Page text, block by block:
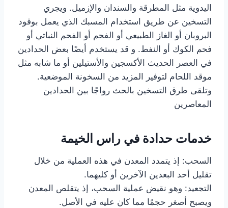
اليدوية مثل المطرقة والسندان والإزميل. ويجري
التسخين عن طريق استخدام المسبك الذي يعمل بوقود
البروبان أو الغاز الطبيعي أو الفحم أو الفحم النباتي أو
فحم الكوك أو النفط. و قد يستخدم أيضًا بعض الحدادين
في العصر الحديث الأكسجين والأستيلين أو ما شابه مثل
موقد اللحام لتوفير المزيد من السخونة الموضعية.
وتلقى طرق التسخين بالحث رواجًا بين الحدادين
المعاصرين
خدمات حدادة في راس الخيمة
السحب: إذ يتمدد المعدن في هذه العملية من خلال
تقليل أحد البعدين الآخرين أو كليهما.
التجعيد: وهو نقيض عملية السحب، إذ يتقلص المعدن
ويصبح أصغر حجمًا مما كان عليه في الأصل.